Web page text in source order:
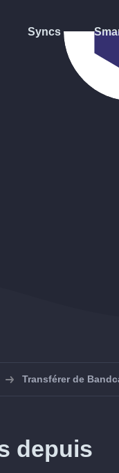
Syncs
Transférer de
depuis